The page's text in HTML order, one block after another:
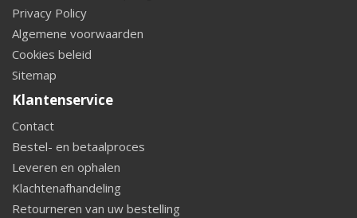
Privacy Policy
Algemene voorwaarden
Cookies beleid
Sitemap
Klantenservice
Contact
Bestel- en betaalproces
Leveren en ophalen
Klachtenafhandeling
Retourneren van uw bestelling